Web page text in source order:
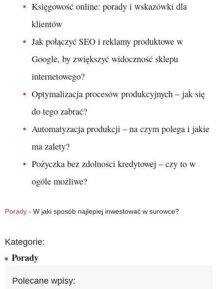
Księgowość online: porady i wskazówki dla
klientów
Jak połączyć SEO i reklamy produktowe w
Google, by zwiększyć widoczność sklepu
internetowego?
Optymalizacja procesów produkcyjnych – jak się
do tego zabrać?
Automatyzacja produkcji – na czym polega i jakie
ma zalety?
Pożyczka bez zdolności kredytowej – czy to w
ogóle możliwe?
Porady - W jaki sposób najlepiej inwestować w surowce?
Kategorie:
Porady
Polecane wpisy: